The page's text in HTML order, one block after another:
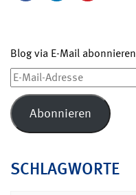
Blog via E-Mail abonnieren
E-
Mail-
Adresse
Abonnieren
SCHLAGWORTE